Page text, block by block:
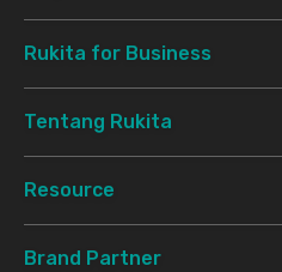
Rukita for Business
Tentang Rukita
Resource
Brand Partner